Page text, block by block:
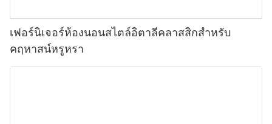
เฟอร์นิเจอร์ห้องนอนสไตล์อิตาลีคลาสสิกสำหรับ
คฤหาสน์หรูหรา